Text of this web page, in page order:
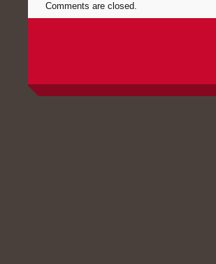
Comments are closed.